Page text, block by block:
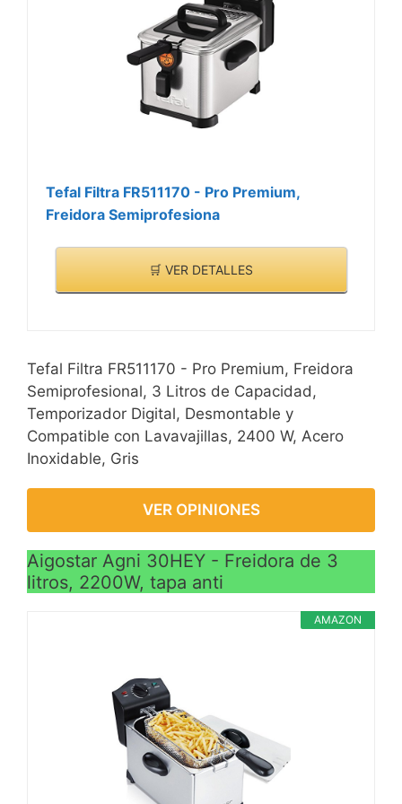
recogecables, piloto
luminoso indicador de
encendido y de que el
termostato individual que
hace que sean sencillos
de usar y manejar.
Tefal Filtra FR511170 - Pro Premium,
Freidora Semiprofesiona
🛒 VER DETALLES
Tefal Filtra FR511170 - Pro Premium, Freidora
Semiprofesional, 3 Litros de Capacidad,
Temporizador Digital, Desmontable y
Compatible con Lavavajillas, 2400 W, Acero
Inoxidable, Gris
VER OPINIONES
Aigostar Agni 30HEY - Freidora de 3
litros, 2200W, tapa anti
AMAZON